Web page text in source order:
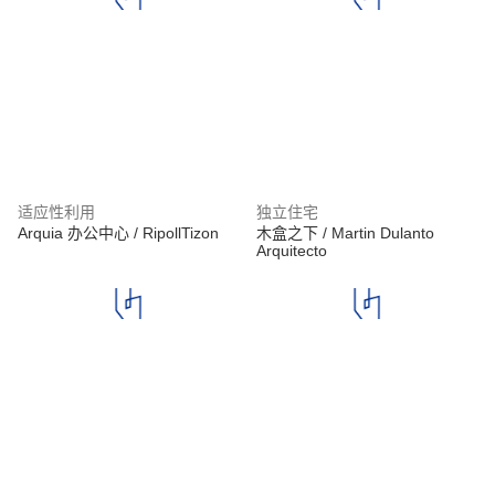
适应性利用
Arquia 办公中心 / RipollTizon
独立住宅
木盒之下 / Martin Dulanto
Arquitecto